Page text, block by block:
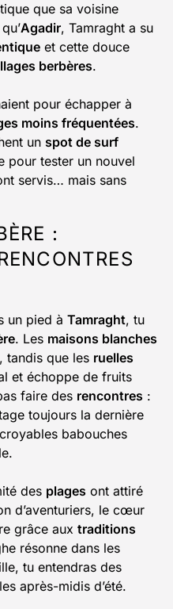
que sa voisine
Agadir, Tamraght a su
et cette douce
berbères.
pour échapper à
moins fréquentées.
un spot de surf
pour tester un nouvel
servis… mais sans
:
un pied à Tamraght, tu
. Les maisons blanches
tandis que les ruelles
et échoppe de fruits
faire des rencontres :
toujours la dernière
babouches
des plages ont attiré
d’aventuriers, le cœur
grâce aux traditions
résonne dans les
tu entendras des
après-midis d’été.